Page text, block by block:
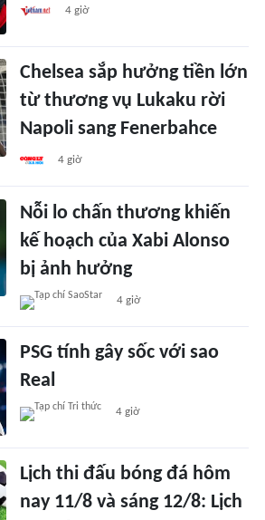
4 giờ
Chelsea sắp hưởng tiền lớn
từ thương vụ Lukaku rời
Napoli sang Fenerbahce
4 giờ
Nỗi lo chấn thương khiến
kế hoạch của Xabi Alonso
bị ảnh hưởng
4 giờ
PSG tính gây sốc với sao
Real
4 giờ
Lịch thi đấu bóng đá hôm
nay 11/8 và sáng 12/8: Lịch